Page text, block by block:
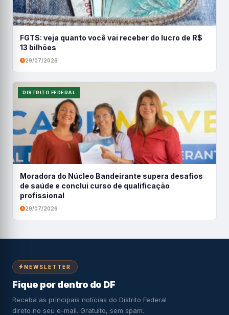
FGTS: veja quanto você vai receber do lucro de R$
13 bilhões
29/07/2026
DISTRITO FEDERAL
Moradora do Núcleo Bandeirante supera desafios
de saúde e conclui curso de qualificação
profissional
29/07/2026
NEWSLETTER
Fique por dentro do DF
Receba as principais notícias do Distrito Federal
direto no seu e-mail. Gratuito, sem spam.